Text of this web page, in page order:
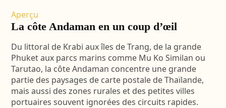
Aperçu
La côte Andaman en un coup d’œil
Du littoral de Krabi aux îles de Trang, de la grande
Phuket aux parcs marins comme Mu Ko Similan ou
Tarutao, la côte Andaman concentre une grande
partie des paysages de carte postale de Thaïlande,
mais aussi des zones rurales et des petites villes
portuaires souvent ignorées des circuits rapides.